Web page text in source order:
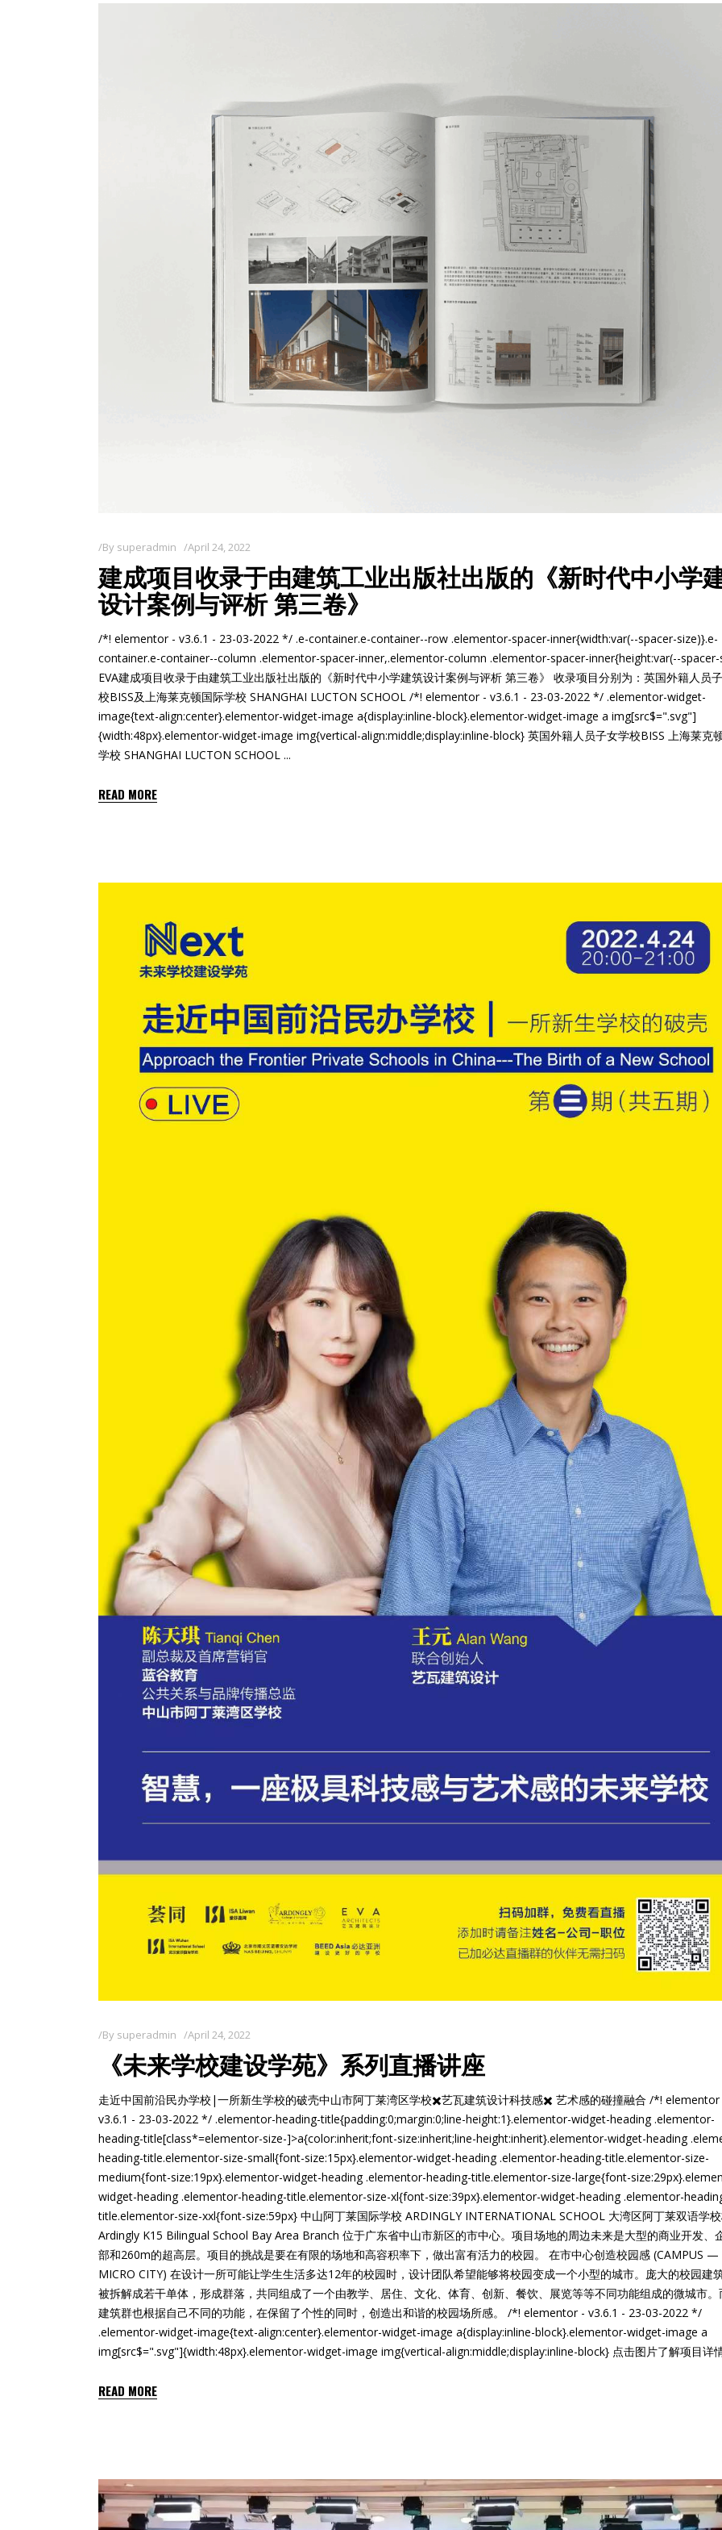
By superadmin April 24, 2022
建成项目收录于由建筑工业出版社出版的《新时代中小学
设计案例与评析 第三卷》
/*! elementor - v3.6.1 - 23-03-2022 */ .e-container.e-container--row .elementor-spacer-inner{width:var(--spacer-size)}.e-
container.e-container--column .elementor-spacer-inner,.elementor-column .elementor-spacer-inner{height:var(--spacer-
EVA建成项目收录于由建筑工业出版社出版的《新时代中小学建筑设计案例与评析 第三卷》 收录项目分别为：英国外籍人员
校BISS及上海莱克顿国际学校 SHANGHAI LUCTON SCHOOL /*! elementor - v3.6.1 - 23-03-2022 */ .elementor-widget-
image{text-align:center}.elementor-widget-image a{display:inline-block}.elementor-widget-image a img[src$=".svg"]
{width:48px}.elementor-widget-image img{vertical-align:middle;display:inline-block} 英国外籍人员子女学校BISS 上海莱克
学校 SHANGHAI LUCTON SCHOOL
READ MORE
By superadmin April 24, 2022
《未来学校建设学苑》系列直播讲座
走近中国前沿民办学校|一所新生学校的破壳 ​中山市阿丁莱湾区学校✖️艺瓦建筑设计 ​科技感✖️ 艺术感的碰撞融合 /*! elementor
v3.6.1 - 23-03-2022 */ .elementor-heading-title{padding:0;margin:0;line-height:1}.elementor-widget-heading .elementor-
heading-title[class*=elementor-size-]>a{color:inherit;font-size:inherit;line-height:inherit}.elementor-widget-heading
heading-title.elementor-size-small{font-size:15px}.elementor-widget-heading .elementor-heading-title.elementor-size-
medium{font-size:19px}.elementor-widget-heading .elementor-heading-title.elementor-size-large{font-
widget-heading .elementor-heading-title.elementor-size-xl{font-size:39px}.elementor-widget-heading .elementor-
title.elementor-size-xxl{font-size:59px} 中山阿丁莱国际学校 ARDINGLY INTERNATIONAL SCHOOL 大湾区阿丁莱双语学
Ardingly K15 Bilingual School Bay Area Branch 位于广东省中山市新区的市中心。项目场地的周边未来是大型的商业开发、
部和260m的超高层。项目的挑战是要在有限的场地和高容积率下，做出富有活力的校园。 在市中心创造校园感 (CAMPUS —
MICRO CITY) 在设计一所可能让学生生活多达12年的校园时，设计团队希望能够将校园变成一个小型的城市。庞大的校园建
被拆解成若干单体，形成群落，共同组成了一个由教学、居住、文化、体育、创新、餐饮、展览等等不同功能组成的微城市。
建筑群也根据自己不同的功能，在保留了个性的同时，创造出和谐的校园场所感。 /*! elementor - v3.6.1 - 23-03-2022 */
.elementor-widget-image{text-align:center}.elementor-widget-image a{display:inline-block}.elementor-widget-image a
img[src$=".svg"]{width:48px}.elementor-widget-image img{vertical-align:middle;display:inline-block} 点击图片了解项目详
READ MORE